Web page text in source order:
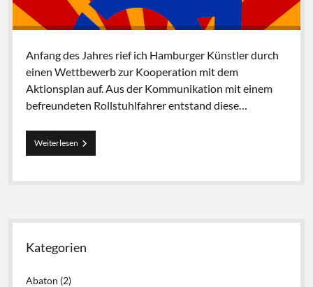
Anfang des Jahres rief ich Hamburger Künstler durch
einen Wettbewerb zur Kooperation mit dem
Aktionsplan auf. Aus der Kommunikation mit einem
befreundeten Rollstuhlfahrer entstand diese…
WeiterlesenEin
Logo
ein
Seitenleiste
Kategorien
Abaton (2)